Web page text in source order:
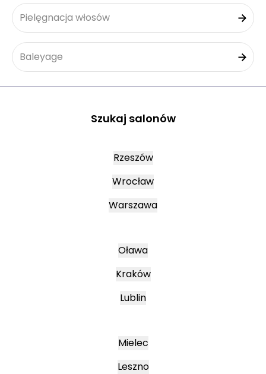
Pielęgnacja włosów
Baleyage
Szukaj salonów
Rzeszów
Wrocław
Warszawa
Oława
Kraków
Lublin
Mielec
Leszno